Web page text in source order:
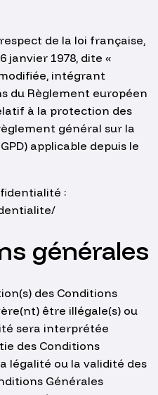
de la loi française,
janvier 1978, dite «
intégrant
du Règlement européen
à la protection des
général sur la
applicable depuis le
:
générales
des Conditions
être illégale(s) ou
sera interprétée
des Conditions
légalité ou la validité des
Générales